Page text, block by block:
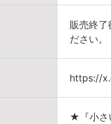
販売終
ださい。
https://
★『小さ